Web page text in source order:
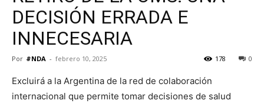
DECISIÓN ERRADA E
INNECESARIA
Por #NDA - febrero 10, 2025 0
178
Excluirá a la Argentina de la red de colaboración
internacional que permite tomar decisiones de salud